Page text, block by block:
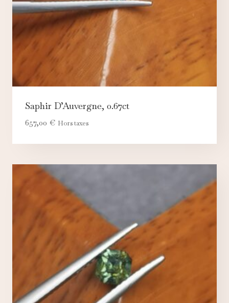
Saphir D’Auvergne, 0.67ct
657,00 € Hors taxes